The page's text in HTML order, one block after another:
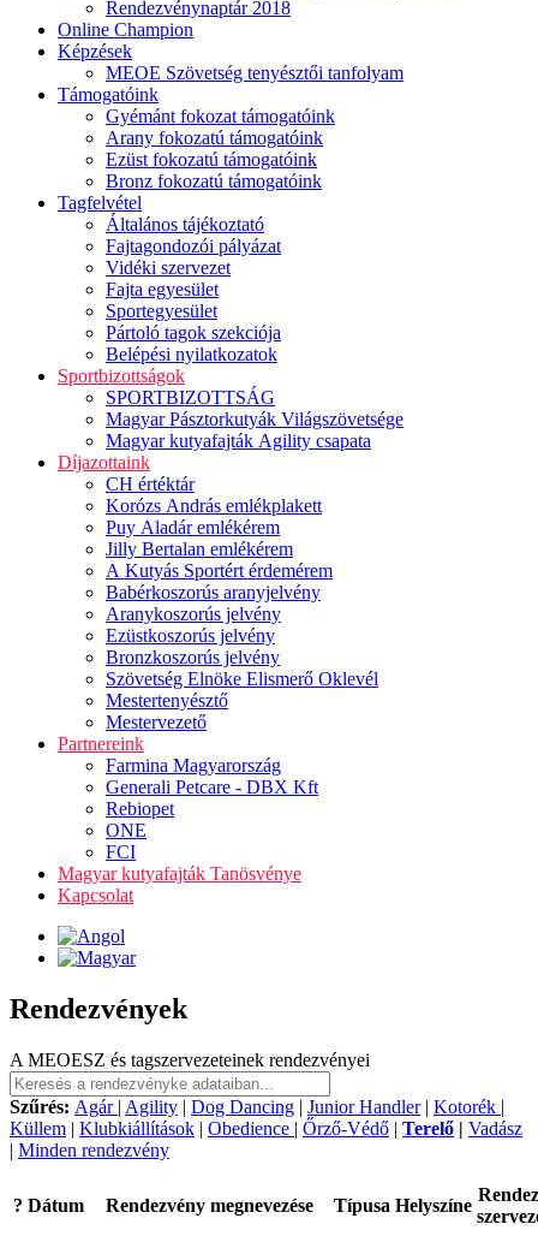
Rendezvénynaptár 2018
Online Champion
Képzések
MEOE Szövetség tenyésztői tanfolyam
Támogatóink
Gyémánt fokozat támogatóink
Arany fokozatú támogatóink
Ezüst fokozatú támogatóink
Bronz fokozatú támogatóink
Tagfelvétel
Általános tájékoztató
Fajtagondozói pályázat
Vidéki szervezet
Fajta egyesület
Sportegyesület
Pártoló tagok szekciója
Belépési nyilatkozatok
Sportbizottságok
SPORTBIZOTTSÁG
Magyar Pásztorkutyák Világszövetsége
Magyar kutyafajták Agility csapata
Díjazottaink
CH értéktár
Korózs András emlékplakett
Puy Aladár emlékérem
Jilly Bertalan emlékérem
A Kutyás Sportért érdemérem
Babérkoszorús aranyjelvény
Aranykoszorús jelvény
Ezüstkoszorús jelvény
Bronzkoszorús jelvény
Szövetség Elnöke Elismerő Oklevél
Mestertenyésztő
Mestervezető
Partnereink
Farmina Magyarország
Generali Petcare - DBX Kft
Rebiopet
ONE
FCI
Magyar kutyafajták Tanösvénye
Kapcsolat
Rendezvények
A MEOESZ és tagszervezeteinek rendezvényei
Szűrés: Agár | Agility | Dog Dancing | Junior Handler| Kotorék |
Küllem | Klubkiállítások | Obedience | Őrző-Védő | Terelő | Vadász
| Minden rendezvény
? Dátum Rendezvény megnevezése Típusa Helyszíne